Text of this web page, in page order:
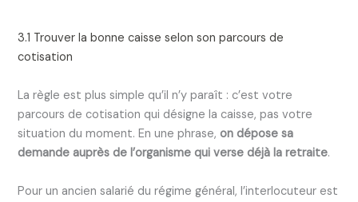
3.1 Trouver la bonne caisse selon son parcours de
cotisation
La règle est plus simple qu’il n’y paraît : c’est votre
parcours de cotisation qui désigne la caisse, pas votre
situation du moment. En une phrase,on dépose sa
demande auprès de l’organisme qui verse déjà la retraite.
Pour un ancien salarié du régime général, l’interlocuteur est